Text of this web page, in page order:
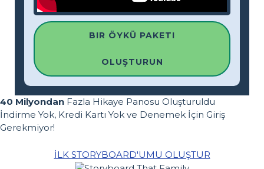
BIR ÖYKÜ PAKETI
OLUŞTURUN
40 Milyondan Fazla Hikaye Panosu Oluşturuldu
İndirme Yok, Kredi Kartı Yok ve Denemek İçin Giriş
Gerekmiyor!
İLK STORYBOARD'UMU OLUŞTUR